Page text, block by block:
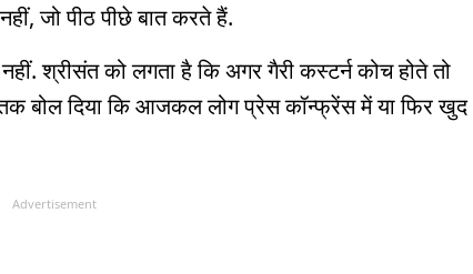
जो पीठ पीछे बात करते हैं.
श्रीसंत को लगता है कि अगर गैरी कस्टर्न कोच होते तो
तक बोल दिया कि आजकल लोग प्रेस कॉन्फ्रेंस में या फिर खुद
Advertisement